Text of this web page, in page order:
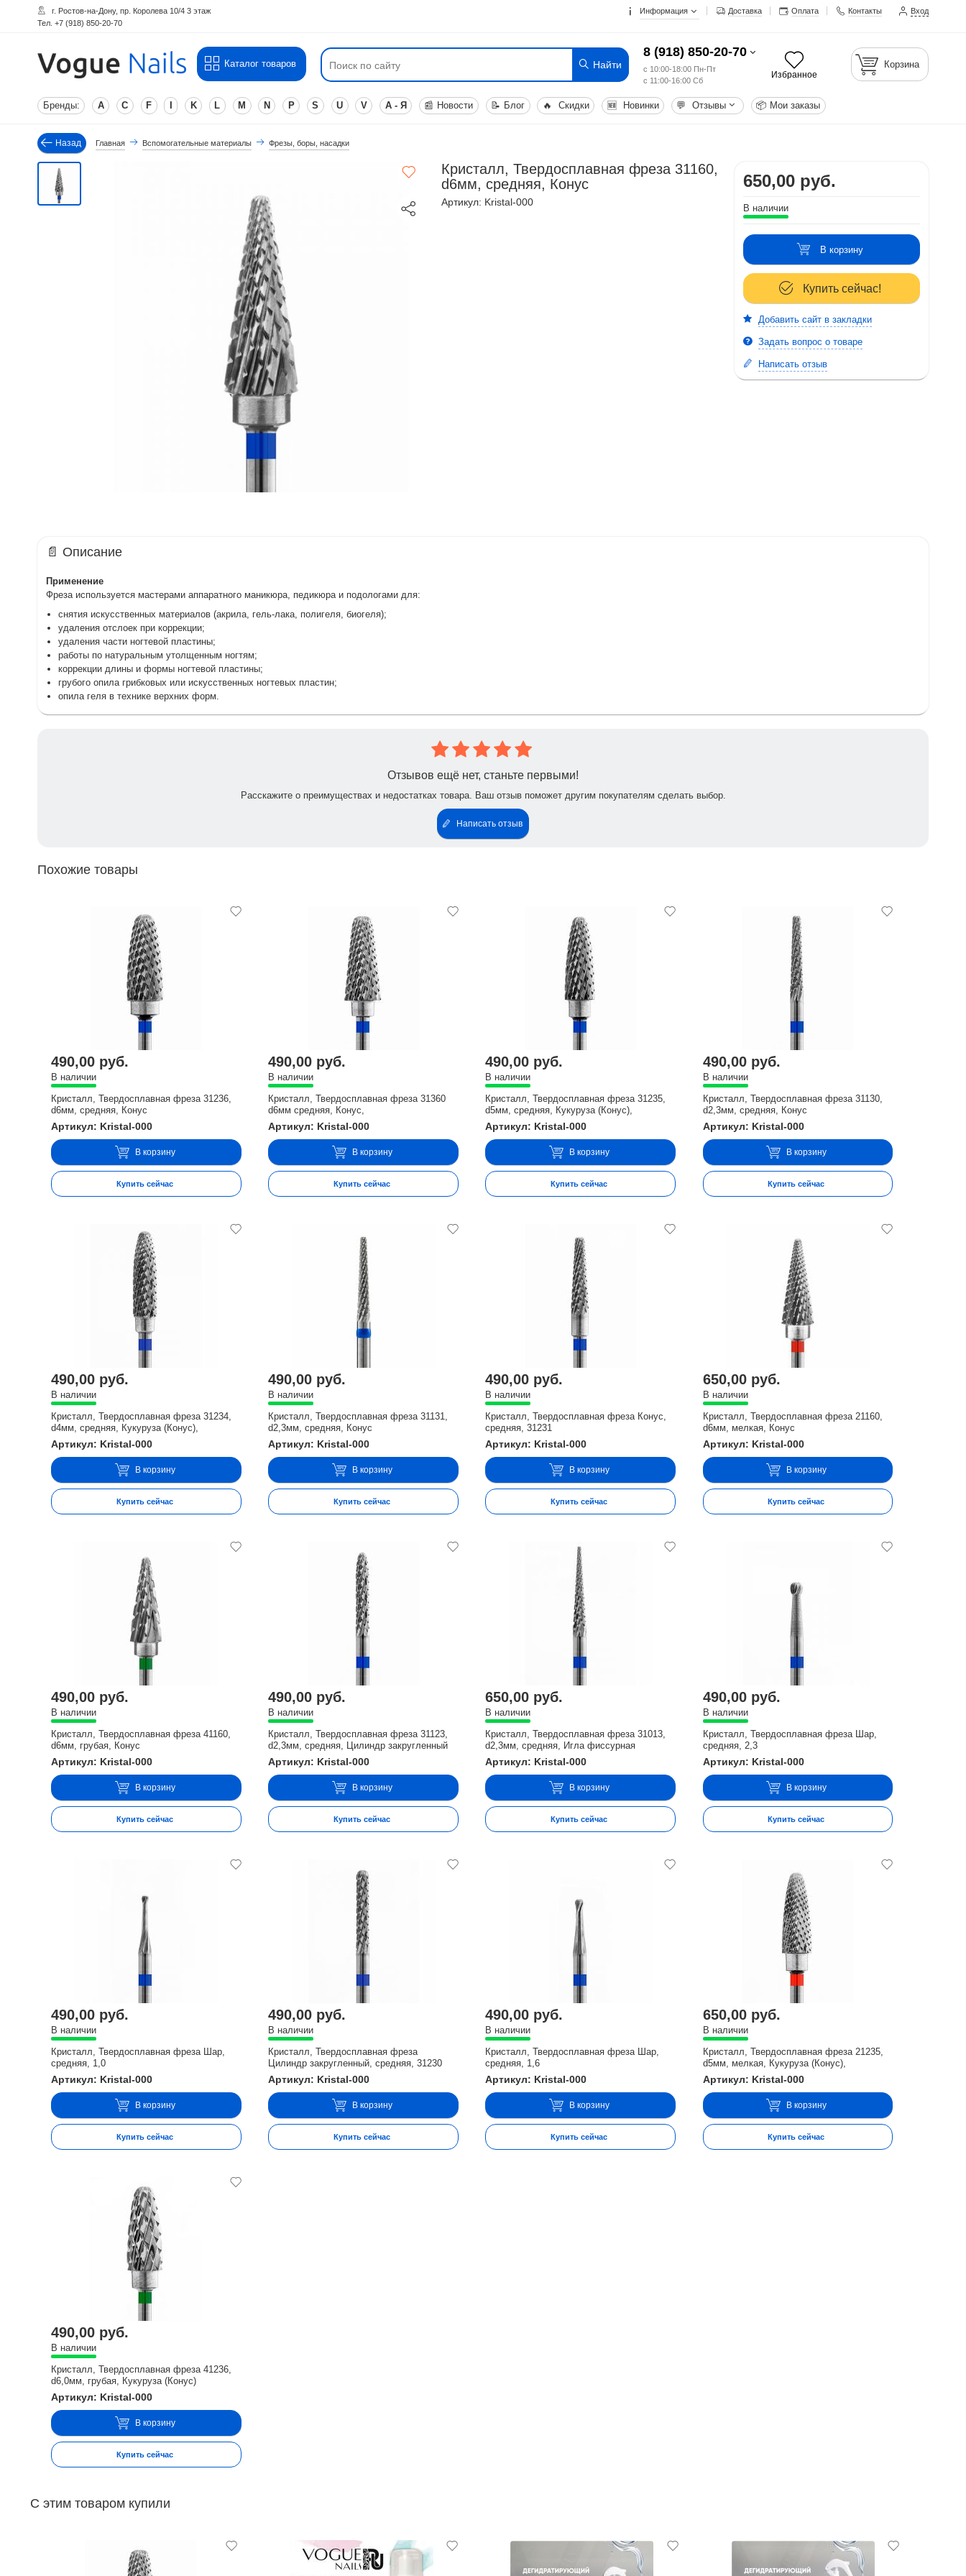
г. Ростов-на-Дону, пр. Королева 10/4 3 этаж
Тел. +7 (918) 850-20-70
Информация Доставка Оплата Контакты Вход
Каталог товаров Найти
8 (918) 850-20-70
с 10:00-18:00 Пн-Пт
с 11:00-16:00 Сб
Избранное
Корзина
Бренды: A C F K L M N P S U V А - Я 📰 Новости 📝 Блог 🔥 Скидки 🆕 Новинки 💬 Отзывы 📦 Мои заказы
Назад Главная Вспомогательные материалы Фрезы, боры, насадки
Кристалл, Твердосплавная фреза 31160,
d6мм, средняя, Конус
Артикул: Kristal-000
650,00 руб.
В наличии
В корзину
Купить сейчас!
Добавить сайт в закладки
Задать вопрос о товаре
Написать отзыв
📄 Описание
Применение
Фреза используется мастерами аппаратного маникюра, педикюра и подологами для:
снятия искусственных материалов (акрила, гель-лака, полигеля, биогеля);
удаления отслоек при коррекции;
удаления части ногтевой пластины;
работы по натуральным утолщенным ногтям;
коррекции длины и формы ногтевой пластины;
грубого опила грибковых или искусственных ногтевых пластин;
опила геля в технике верхних форм.
Отзывов ещё нет, станьте первыми!
Расскажите о преимуществах и недостатках товара. Ваш отзыв поможет другим покупателям сделать выбор.
Написать отзыв
Похожие товары
490,00 руб.
В наличии
Кристалл, Твердосплавная фреза 31236,
d6мм, средняя, Конус
Артикул: Kristal-000
В корзину
Купить сейчас
490,00 руб.
В наличии
Кристалл, Твердосплавная фреза 31360
d6мм средняя, Конус,
Артикул: Kristal-000
В корзину
Купить сейчас
490,00 руб.
В наличии
Кристалл, Твердосплавная фреза 31235,
d5мм, средняя, Кукуруза (Конус),
Артикул: Kristal-000
В корзину
Купить сейчас
490,00 руб.
В наличии
Кристалл, Твердосплавная фреза 31130,
d2,3мм, средняя, Конус
Артикул: Kristal-000
В корзину
Купить сейчас
490,00 руб.
В наличии
Кристалл, Твердосплавная фреза 31234,
d4мм, средняя, Кукуруза (Конус),
Артикул: Kristal-000
В корзину
Купить сейчас
490,00 руб.
В наличии
Кристалл, Твердосплавная фреза 31131,
d2,3мм, средняя, Конус
Артикул: Kristal-000
В корзину
Купить сейчас
490,00 руб.
В наличии
Кристалл, Твердосплавная фреза Конус,
средняя, 31231
Артикул: Kristal-000
В корзину
Купить сейчас
650,00 руб.
В наличии
Кристалл, Твердосплавная фреза 21160,
d6мм, мелкая, Конус
Артикул: Kristal-000
В корзину
Купить сейчас
490,00 руб.
В наличии
Кристалл, Твердосплавная фреза 41160,
d6мм, грубая, Конус
Артикул: Kristal-000
В корзину
Купить сейчас
490,00 руб.
В наличии
Кристалл, Твердосплавная фреза 31123,
d2,3мм, средняя, Цилиндр закругленный
Артикул: Kristal-000
В корзину
Купить сейчас
650,00 руб.
В наличии
Кристалл, Твердосплавная фреза 31013,
d2,3мм, средняя, Игла фиссурная
Артикул: Kristal-000
В корзину
Купить сейчас
490,00 руб.
В наличии
Кристалл, Твердосплавная фреза Шар,
средняя, 2,3
Артикул: Kristal-000
В корзину
Купить сейчас
490,00 руб.
В наличии
Кристалл, Твердосплавная фреза Шар,
средняя, 1,0
Артикул: Kristal-000
В корзину
Купить сейчас
490,00 руб.
В наличии
Кристалл, Твердосплавная фреза
Цилиндр закругленный, средняя, 31230
Артикул: Kristal-000
В корзину
Купить сейчас
490,00 руб.
В наличии
Кристалл, Твердосплавная фреза Шар,
средняя, 1,6
Артикул: Kristal-000
В корзину
Купить сейчас
650,00 руб.
В наличии
Кристалл, Твердосплавная фреза 21235,
d5мм, мелкая, Кукуруза (Конус),
Артикул: Kristal-000
В корзину
Купить сейчас
490,00 руб.
В наличии
Кристалл, Твердосплавная фреза 41236,
d6,0мм, грубая, Кукуруза (Конус)
Артикул: Kristal-000
В корзину
Купить сейчас
С этим товаром купили